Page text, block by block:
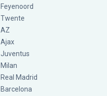
Feyenoord
Twente
AZ
Ajax
Juventus
Milan
Real Madrid
Barcelona